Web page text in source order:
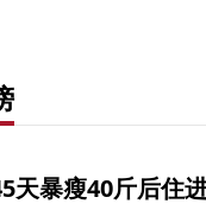
天暴瘦40斤后住